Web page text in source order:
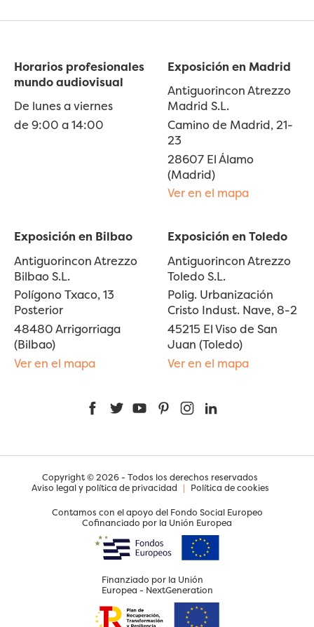
Horarios profesionales
mundo audiovisual
De lunes a viernes
de 9:00 a 14:00
Exposición en Madrid
Antiguorincon Atrezzo
Madrid S.L.
Camino de Madrid, 21-
23
28607 El Álamo
(Madrid)
Ver en el mapa
Exposición en Bilbao
Antiguorincon Atrezzo
Bilbao S.L.
Polígono Txaco, 13
Posterior
48480 Arrigorriaga
(Bilbao)
Ver en el mapa
Exposición en Toledo
Antiguorincon Atrezzo
Toledo S.L.
Polig. Urbanización
Cristo Indust. Nave, 8-2
45215 El Viso de San
Juan (Toledo)
Ver en el mapa
FacebookTwitterYouTubePinterestInstagram
Copyright © 2026 - Todos los derechos reservados
Aviso legal y política de privacidad | Política de cookies
Contamos con el apoyo del Fondo Social Europeo
Cofinanciado por la Unión Europea
Finanziado por la Unión
Europea - NextGeneration